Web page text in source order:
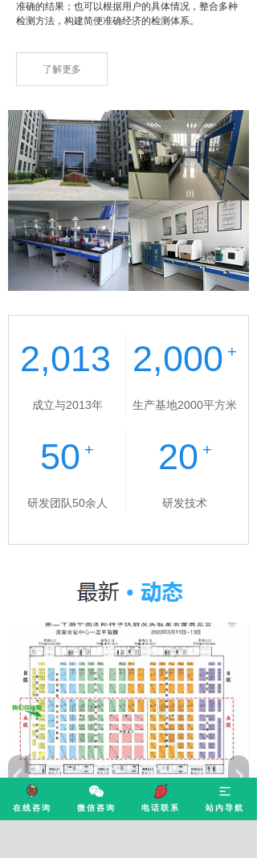
准确的结果；也可以根据用户的具体情况，整合多种
检测方法，构建简便准确经济的检测体系。
了解更多
2,013
成立与2013年
2,000 +
生产基地2000平方米
50 +
研发团队50余人
20 +
研发技术
康源泰博与您相约北京
2023/04/12
在线咨询 微信咨询 电话联系 站内导航